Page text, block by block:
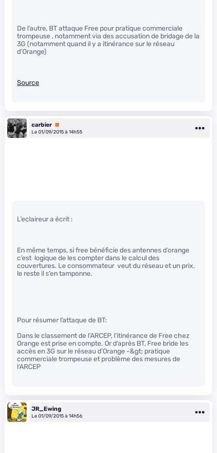
De l’autre, BT attaque Free pour pratique commerciale
trompeuse , notamment via des accusation de bridage de la
3G (notamment quand il y a itinérance sur le réseau
d’Orange)
Source
carbier Premium
Le 01/09/2015 à 14h55
L’eclaireur a écrit :
En même temps, si free bénéficie des antennes d’orange
c’est logique de les compter dans le calcul des
couvertures. Le consommateur veut du réseau et un prix,
le reste il s’en tamponne.
Pour résumer l’attaque de BT:
Dans le classement de l’ARCEP, l’itinérance de Free chez
Orange est prise en compte. Or d’après BT, Free bride les
accès en 3G sur le réseau d’Orange -&gt; pratique
commerciale trompeuse et problème des mesures de
l’ARCEP
JR_Ewing
Le 01/09/2015 à 14h56